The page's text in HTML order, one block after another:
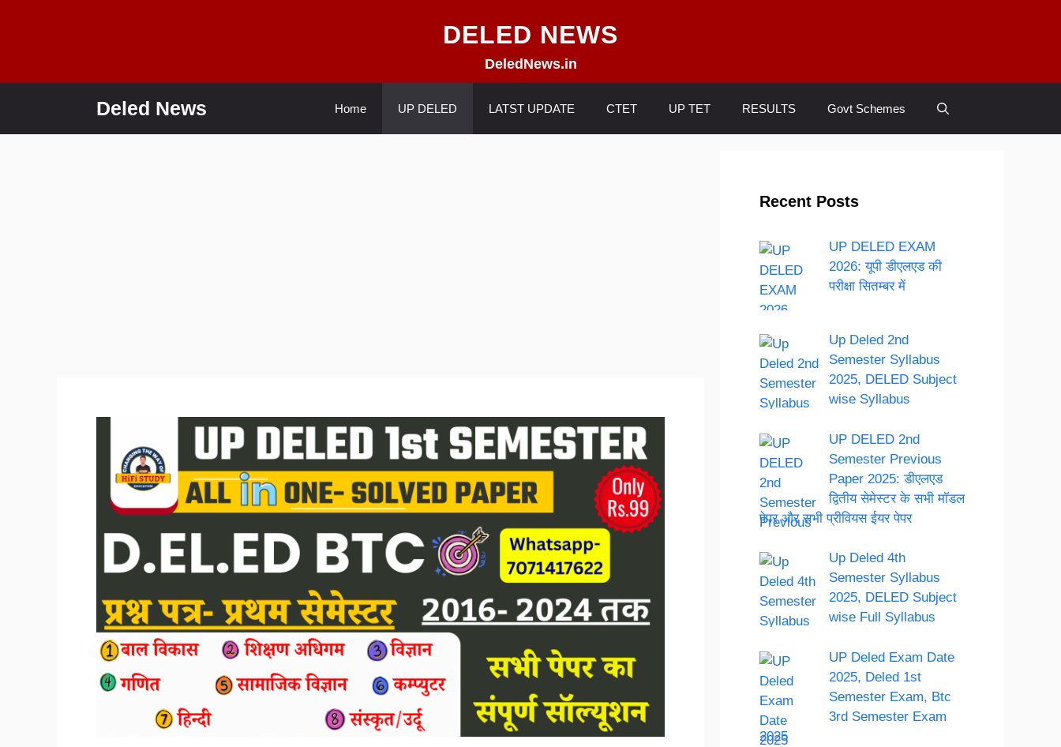
DELED NEWS
DeledNews.in
Deled News Home UP DELED LATST UPDATE CTET UP TET RESULTS Govt Schemes
Recent Posts
UP DELED EXAM
2026: यूपी डीएलएड की
परीक्षा सितम्बर में
Up Deled 2nd
Semester Syllabus
2025, DELED Subject
wise Syllabus
UP DELED 2nd
Semester Previous
Paper 2025: डीएलएड
द्वितीय सेमेस्टर के सभी मॉडल
पेपर और सभी प्रीवियस ईयर पेपर
Up Deled 4th
Semester Syllabus
2025, DELED Subject
wise Full Syllabus
UP Deled Exam Date
2025, Deled 1st
Semester Exam, Btc
3rd Semester Exam
2025